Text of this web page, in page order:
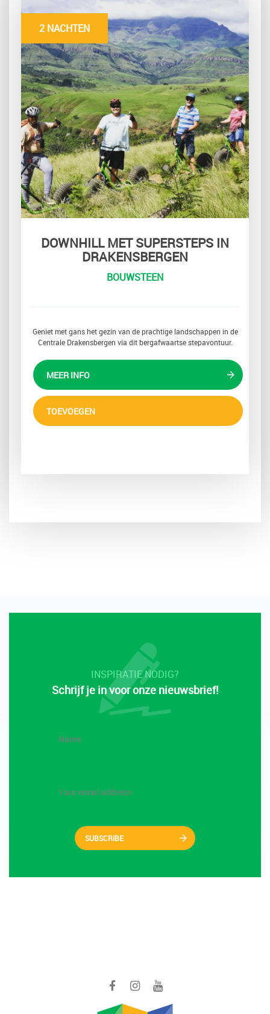
2 NACHTEN
DOWNHILL MET SUPERSTEPS IN
DRAKENSBERGEN
BOUWSTEEN
Geniet met gans het gezin van de prachtige landschappen in de
Centrale Drakensbergen via dit bergafwaartse stepavontuur.
MEER INFO
TOEVOEGEN
INSPIRATIE NODIG?
Schrijf je in voor onze nieuwsbrief!
SUBSCRIBE